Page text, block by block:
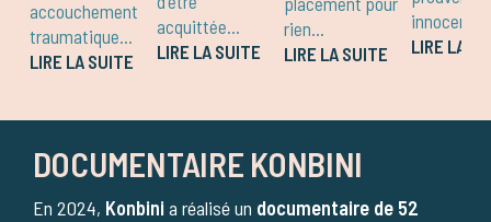
accouchement
traumatique...
LIRE LA SUITE
acquittée...
LIRE LA SUITE
rien...
LIRE LA SUITE
LIRE LA
DOCUMENTAIRE KONBINI
En 2024, Konbinia réalisé un documentaire de 52